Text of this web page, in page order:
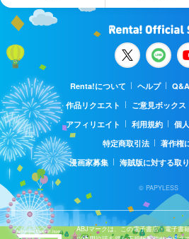
Renta!について ヘルプ Q&A
作品リクエスト
ご意見ボックス
アフィリエイト
利用規約
個
特定商取引法
著作権
漫画家募集
海賊版に対する取
© PAPYLESS
ABJマークは、この電子書店・電子書